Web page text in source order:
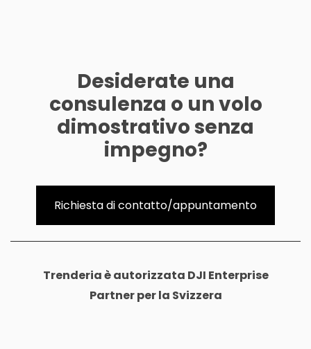
Desiderate una
consulenza o un volo
dimostrativo senza
impegno?
Richiesta di contatto/appuntamento
Trenderia è autorizzata DJI Enterprise
Partner per la Svizzera